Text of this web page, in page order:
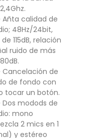
· Añta calidad de
48Hz/24bit,
de 115dB, relación
ruido de más
· Cancelación de
de fondo con
tocar un botón.
· Dos modods de
mono
2 mics en 1
y estéreo